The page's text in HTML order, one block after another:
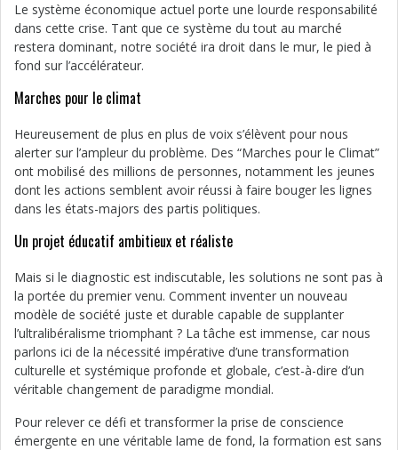
Le système économique actuel porte une lourde responsabilité
dans cette crise. Tant que ce système du tout au marché
restera dominant, notre société ira droit dans le mur, le pied à
fond sur l’accélérateur.
Marches pour le climat
Heureusement de plus en plus de voix s’élèvent pour nous
alerter sur l’ampleur du problème. Des “Marches pour le Climat”
ont mobilisé des millions de personnes, notamment les jeunes
dont les actions semblent avoir réussi à faire bouger les lignes
dans les états-majors des partis politiques.
Un projet éducatif ambitieux et réaliste
Mais si le diagnostic est indiscutable, les solutions ne sont pas à
la portée du premier venu. Comment inventer un nouveau
modèle de société juste et durable capable de supplanter
l’ultralibéralisme triomphant ? La tâche est immense, car nous
parlons ici de la nécessité impérative d’une transformation
culturelle et systémique profonde et globale, c’est-à-dire d’un
véritable changement de paradigme mondial.
Pour relever ce défi et transformer la prise de conscience
émergente en une véritable lame de fond, la formation est sans